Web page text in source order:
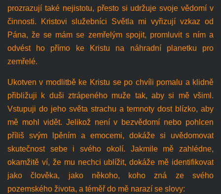
prozrazují také nejistotu, přesto si udržuje svoje vědomí v
činnosti. Kristovi služebníci Světla mi vyřizují vzkaz od
Pána, že se mám se zemřelým spojit, promluvit s ním a
odvést ho přímo ke Kristu na náhradní planetku pro
zemřelé.
Ukotven v modlitbě ke Kristu se po chvíli pomalu a klidně
přibližuji k duši ztrápeného muže tak, aby si mě všiml.
Vstupuji do jeho světa strachu a temnoty dost blízko, aby
mě mohl vidět. Jelikož není v bezvědomí nebo pohlcen
příliš svým lpěním a emocemi, dokáže si uvědomovat
skutečnost sebe i svého okolí. Jakmile mě zahlédne,
okamžitě ví, že mu nechci ublížit, dokáže mě identifikovat
jako člověka, jako někoho, koho zná ze svého
pozemského života, a téměř do mě narazí se slovy: